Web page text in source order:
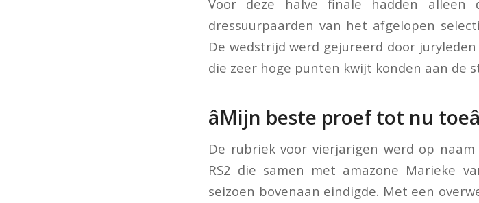
Voor deze halve finale hadden
dressuurpaarden van het afgelopen
De wedstrijd werd gejureerd door
die zeer hoge punten kwijt konden aan de
âMijn beste proef tot nu toeâ
De rubriek voor vierjarigen werd op
RS2 die samen met amazone Marieke
seizoen bovenaan eindigde. Met een